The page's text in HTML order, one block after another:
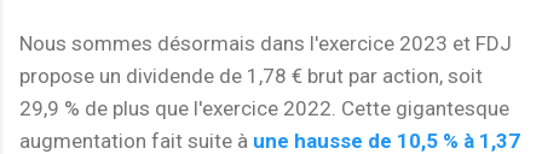
Nous sommes désormais dans l'exercice 2023 et FDJ
propose un dividende de 1,78 € brut par action, soit
29,9 % de plus que l'exercice 2022. Cette gigantesque
augmentation fait suite à une hausse de 10,5 % à 1,37